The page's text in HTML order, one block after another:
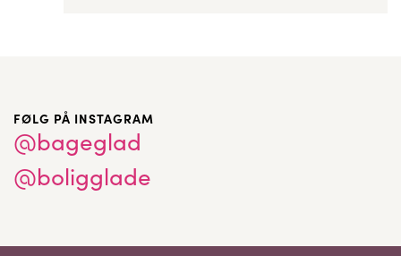
FØLG PÅ INSTAGRAM
@bageglad
@boligglade